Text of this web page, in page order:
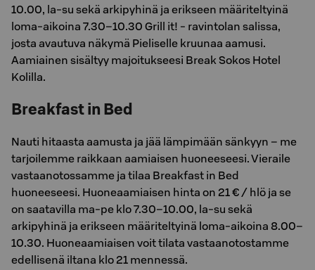
10.00, la-su sekä arkipyhinä ja erikseen määriteltyinä
loma-aikoina 7.30–10.30 Grill it! - ravintolan salissa,
josta avautuva näkymä Pieliselle kruunaa aamusi.
Aamiainen sisältyy majoitukseesi Break Sokos Hotel
Kolilla.
Breakfast in Bed
Nauti hitaasta aamusta ja jää lämpimään sänkyyn – me
tarjoilemme raikkaan aamiaisen huoneeseesi. Vieraile
vastaanotossamme ja tilaa Breakfast in Bed
huoneeseesi. Huoneaamiaisen hinta on 21 € / hlö ja se
on saatavilla ma-pe klo 7.30–10.00, la-su sekä
arkipyhinä ja erikseen määriteltyinä loma-aikoina 8.00–
10.30. Huoneaamiaisen voit tilata vastaanotostamme
edellisenä iltana klo 21 mennessä.